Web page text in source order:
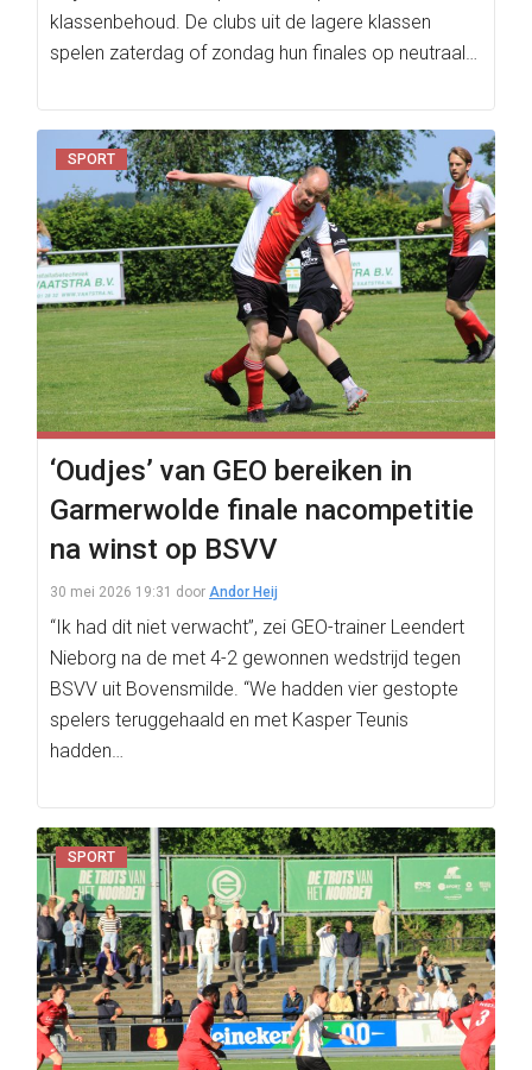
klassenbehoud. De clubs uit de lagere klassen
spelen zaterdag of zondag hun finales op neutraal…
SPORT
‘Oudjes’ van GEO bereiken in
Garmerwolde finale nacompetitie
na winst op BSVV
30 mei 2026 19:31 door Andor Heij
“Ik had dit niet verwacht”, zei GEO-trainer Leendert
Nieborg na de met 4-2 gewonnen wedstrijd tegen
BSVV uit Bovensmilde. “We hadden vier gestopte
spelers teruggehaald en met Kasper Teunis
hadden…
SPORT